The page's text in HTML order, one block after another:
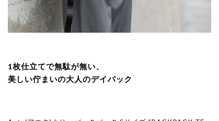
1枚仕立てで無駄が無い、
美しい佇まいの大人のデイパック